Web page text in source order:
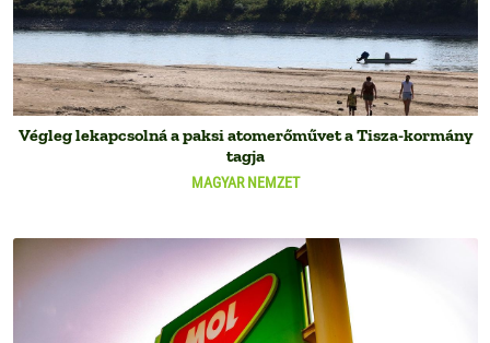
MAGYAR NEMZET
Végleg lekapcsolná a paksi atomerőművet a Tisza-kormány
tagja